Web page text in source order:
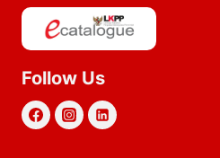
Follow Us